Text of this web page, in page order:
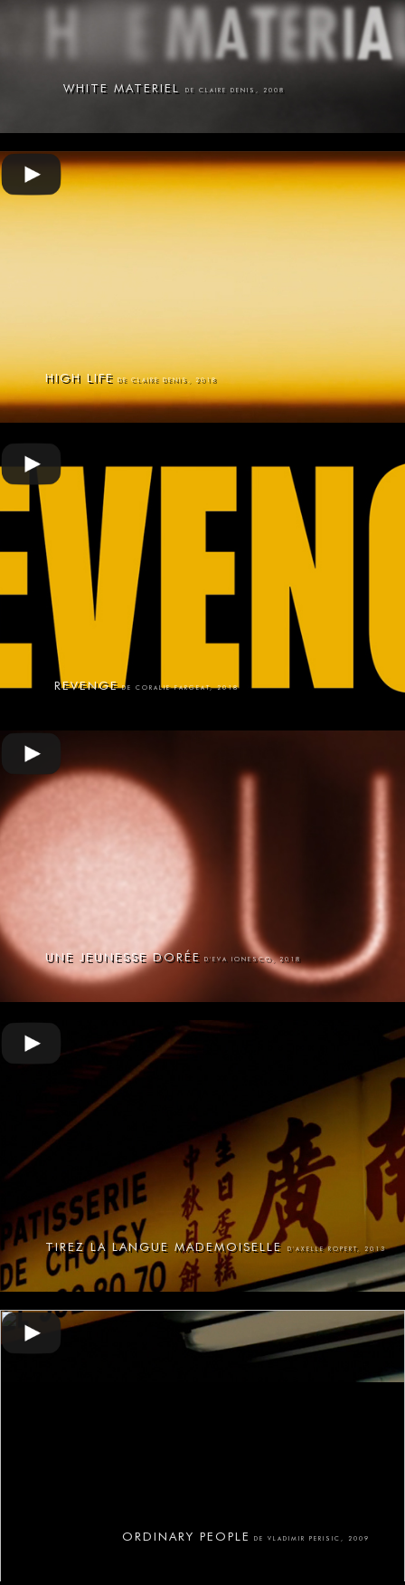
WHITE MATERIEL DE CLAIRE DENIS, 2008
HIGH LIFE DE CLAIRE DENIS, 2018
REVENGEDE CORALIE FARGEAT, 2018
UNE JEUNESSE DORÉE D'EVA IONESCO, 2018
TIREZ LA LANGUE MADEMOISELLE D'AXELLE ROPERT, 2013
ORDINARY PEOPLE DE VLADIMIR PERISIC, 2009